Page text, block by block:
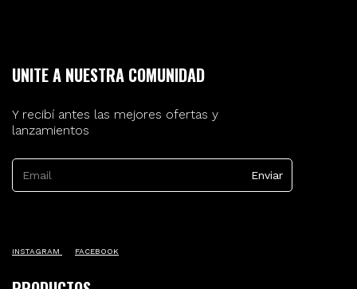
UNITE A NUESTRA COMUNIDAD
Y recibí antes las mejores ofertas y
lanzamientos
INSTAGRAM FACEBOOK